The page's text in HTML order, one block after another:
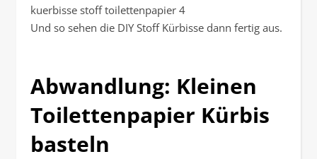
Und so sehen die DIY Stoff Kürbisse dann fertig aus.
Abwandlung: Kleinen
Toilettenpapier Kürbis
basteln